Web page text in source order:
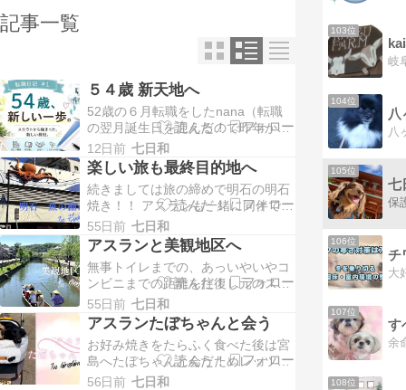
記事一覧
５４歳 新天地へ
52歳の６月転職をしたnana（転職
の翌月誕生日を迎えるので昨年から
の話ね） 転職サイトに登録したらス
カウトがあって、カジュアル面談と
言うのを経て面接と入社試験を受け
採用されて、勤務し出したんですよ
ね。 インフラの会社な […]
12日前 七日和
楽しい旅も最終目的地へ
続きましては旅の締めで明石の明石
焼き！！ アスランも一緒に同伴でき
る商店街のアーケードの中のテラス
席ではなくアーケードの中の外席雨
が降っても大丈夫アーケードの中な
ので濡れずに食事できます犬一緒の
場合は外の名前書くボードに […]
55日前 七日和
アスランと美観地区へ
無事トイレまでの、あっいやいやコ
ンビニまでの距離を往復し元のスパ
リゾートへ帰還し車を駐車し終えた
後は父ちゃんと息子が起きるのを待
って次の目的地 美観地区へ目的地ま
での途中のSAで顔洗って化粧し
て・・・ 美観地区には7時過 […]
55日前 七日和
アスランたぼちゃんと会う
お好み焼きをたらふく食べた後は宮
島へたぼちゃんと会うためレッツラ
ゴ～ できればたぼちゃんとたぼちゃ
56日前 七日和
103位
104位
八
105位
七
106位
大
107位
す
108位